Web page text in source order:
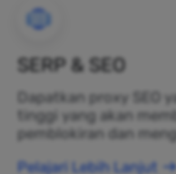
SERP & SEO
Dapatkan proxy SEO
tinggi yang akan
pemblokiran dan
Pelajari Lebih Lanjut